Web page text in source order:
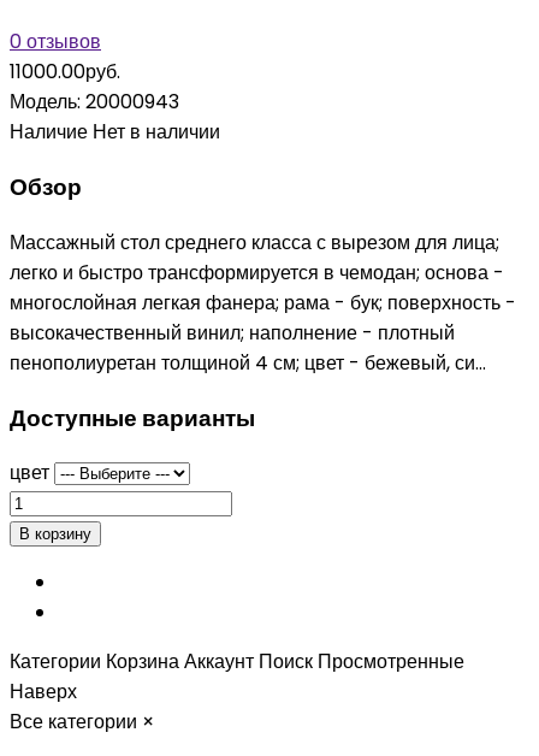
0 отзывов
11000.00руб.
Модель: 20000943
Наличие Нет в наличии
Обзор
Массажный стол среднего класса с вырезом для лица;
легко и быстро трансформируется в чемодан; основа -
многослойная легкая фанера; рама - бук; поверхность -
высокачественный винил; наполнение - плотный
пенополиуретан толщиной 4 см; цвет - бежевый, си...
Доступные варианты
цвет
Категории КорзинаАккаунт Поиск Просмотренные
Наверх
Все категории ×